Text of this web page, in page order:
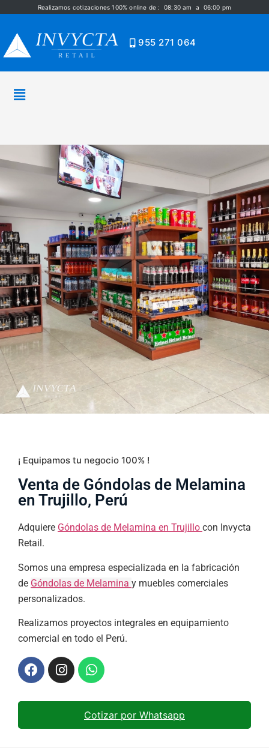
Realizamos cotizaciones 100% online de : 08:30 am a 06:00 pm
955 271 064
¡ Equipamos tu negocio 100% !
Venta de Góndolas de Melamina
en Trujillo, Perú
Adquiere Góndolas de Melamina en Trujillo con Invycta
Retail.
Somos una empresa especializada en la fabricación
de Góndolas de Melamina y muebles comerciales
personalizados.
Realizamos proyectos integrales en equipamiento
comercial en todo el Perú.
Cotizar por Whatsapp